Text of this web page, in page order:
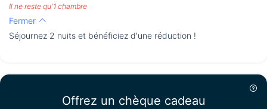
Il ne reste qu'1 chambre
Fermer
Séjournez 2 nuits et bénéficiez d'une réduction !
Offrez un chèque cadeau